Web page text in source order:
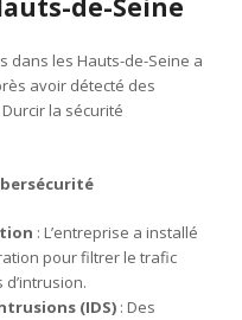
de-Seine
dans les Hauts-de-Seine a
avoir détecté des
la sécurité
: L’entreprise a installé
pour filtrer le trafic
(IDS) : Des